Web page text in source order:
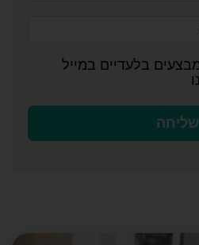
בלעדיים במייל
שליחה